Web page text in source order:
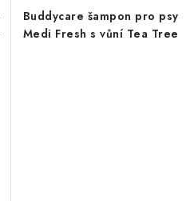
Buddycare šampon pro psy
Medi Fresh s vůní Tea Tree